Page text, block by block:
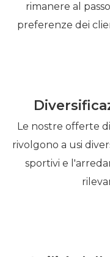
rimanere al
preferenze dei
Le nostre offerte
rivolgono a usi
sportivi e